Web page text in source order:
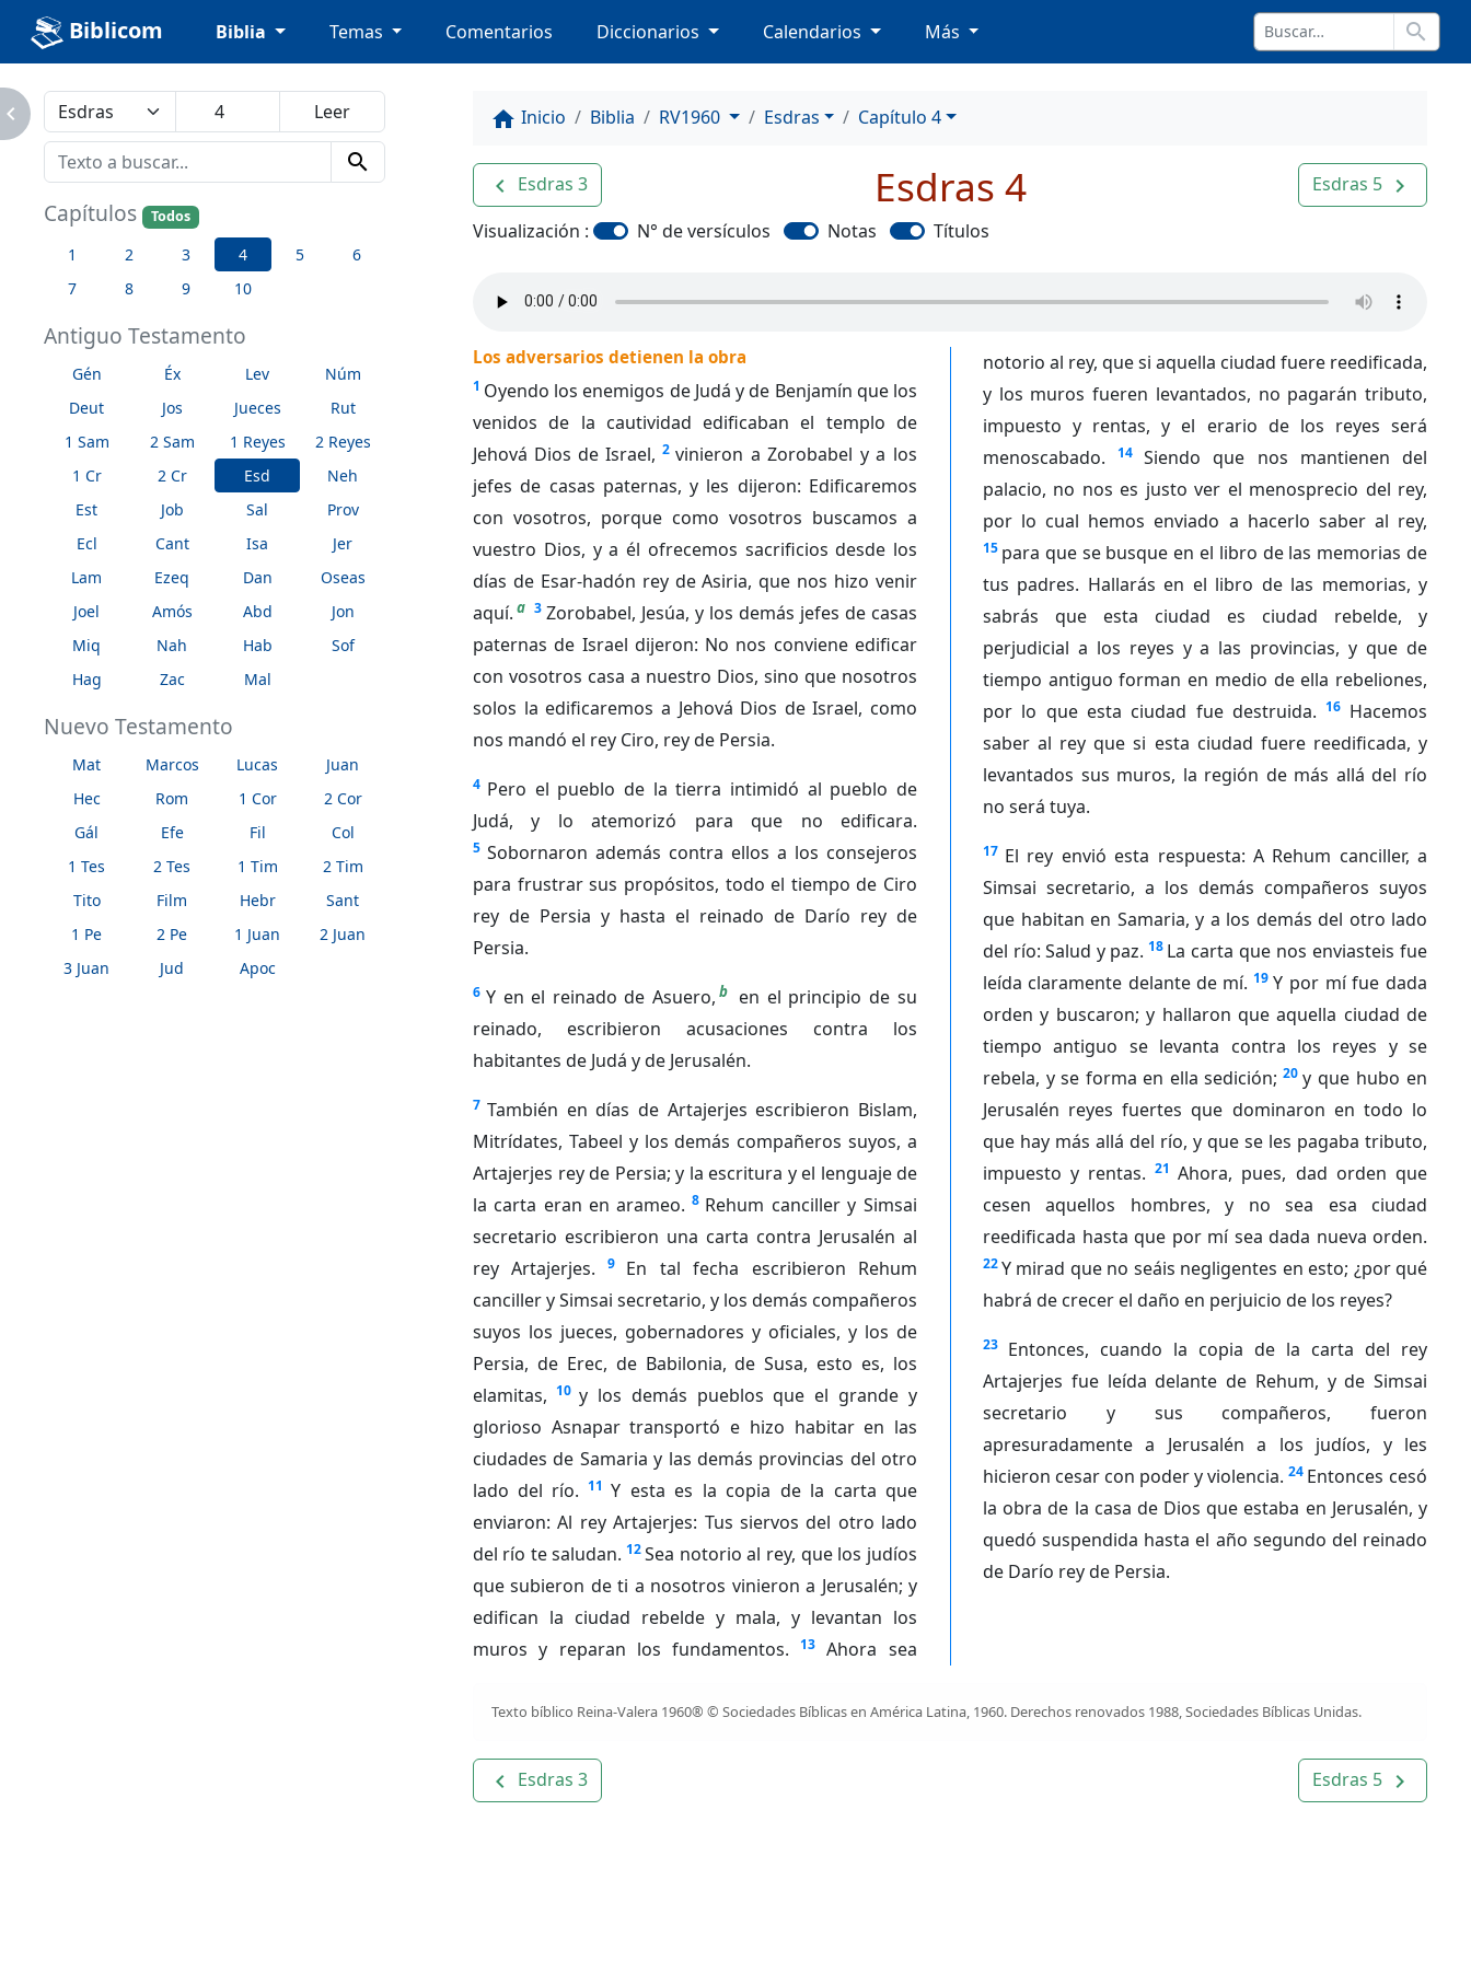
Biblicom Biblia Temas Comentarios Diccionarios Calendarios Más search
search
Capítulos Todos
1 2 3 4 5
6
7
8 9 10
Antiguo Testamento
Gén Éx Lev
Núm
Deut
Jos Jueces
Rut
1 Sam
2 Sam 1 Reyes
2 Reyes
1 Cr
2 Cr Esd
Neh
Est
Job Sal
Prov
Ecl
Cant Isa
Jer
Lam
Ezeq Dan
Oseas
Joel
Amós Abd
Jon
Miq
Nah Hab
Sof
Hag
Zac Mal
Nuevo Testamento
Mat Marcos Lucas
Juan
Hec
Rom 1 Cor
2 Cor
Gál
Efe Fil
Col
1 Tes
2 Tes 1 Tim
2 Tim
Tito
Film Hebr
Sant
1 Pe
2 Pe 1 Juan
2 Juan
3 Juan
Jud Apoc
home Inicio Biblia RV1960 Esdras Capítulo 4
navigate_before Esdras 3 Esdras 5 navigate_next
Esdras 4
Visualización : N° de versículos Notas Títulos
Los adversarios detienen la obra
1 Oyendo los enemigos de Judá y de Benjamín que los
venidos de la cautividad edificaban el templo de
Jehová Dios de Israel, 2 vinieron a Zorobabel y a los
jefes de casas paternas, y les dijeron: Edificaremos
con vosotros, porque como vosotros buscamos a
vuestro Dios, y a él ofrecemos sacrificios desde los
días de Esar-hadón rey de Asiria, que nos hizo venir
aquí. a 3 Zorobabel, Jesúa, y los demás jefes de casas
paternas de Israel dijeron: No nos conviene edificar
con vosotros casa a nuestro Dios, sino que nosotros
solos la edificaremos a Jehová Dios de Israel, como
nos mandó el rey Ciro, rey de Persia.
4 Pero el pueblo de la tierra intimidó al pueblo de
Judá, y lo atemorizó para que no edificara.
5 Sobornaron además contra ellos a los consejeros
para frustrar sus propósitos, todo el tiempo de Ciro
rey de Persia y hasta el reinado de Darío rey de
Persia.
6 Y en el reinado de Asuero, b
en el principio de su
reinado, escribieron acusaciones contra los
habitantes de Judá y de Jerusalén.
7 También en días de Artajerjes escribieron Bislam,
Mitrídates, Tabeel y los demás compañeros suyos, a
Artajerjes rey de Persia; y la escritura y el lenguaje de
la carta eran en arameo. 8 Rehum canciller y Simsai
secretario escribieron una carta contra Jerusalén al
rey Artajerjes.
9
En tal fecha escribieron Rehum
canciller y Simsai secretario, y los demás compañeros
suyos los jueces, gobernadores y oficiales, y los de
Persia, de Erec, de Babilonia, de Susa, esto es, los
elamitas, 10 y los demás pueblos que el grande y
glorioso Asnapar transportó e hizo habitar en las
ciudades de Samaria y las demás provincias del otro
lado del río. 11 Y esta es la copia de la carta que
enviaron: Al rey Artajerjes: Tus siervos del otro lado
del río te saludan. 12Sea notorio al rey, que los judíos
que subieron de ti a nosotros vinieron a Jerusalén; y
edifican la ciudad rebelde y mala, y levantan los
muros y reparan los fundamentos.
13 Ahora sea
notorio al rey, que si aquella ciudad fuere reedificada,
y los muros fueren levantados, no pagarán tributo,
impuesto y rentas, y el erario de los reyes será
menoscabado.
14 Siendo que nos mantienen del
palacio, no nos es justo ver el menosprecio del rey,
por lo cual hemos enviado a hacerlo saber al rey,
15 para que se busque en el libro de las memorias de
tus padres. Hallarás en el libro de las memorias, y
sabrás que esta ciudad es ciudad rebelde, y
perjudicial a los reyes y a las provincias, y que de
tiempo antiguo forman en medio de ella rebeliones,
por lo que esta ciudad fue destruida. 16 Hacemos
saber al rey que si esta ciudad fuere reedificada, y
levantados sus muros, la región de más allá del río
no será tuya.
17 El rey envió esta respuesta: A Rehum canciller, a
Simsai secretario, a los demás compañeros suyos
que habitan en Samaria, y a los demás del otro lado
del río: Salud y paz. 18 La carta que nos enviasteis fue
leída claramente delante de mí. 19 Y por mí fue dada
orden y buscaron; y hallaron que aquella ciudad de
tiempo antiguo se levanta contra los reyes y se
rebela, y se forma en ella sedición; 20 y que hubo en
Jerusalén reyes fuertes que dominaron en todo lo
que hay más allá del río, y que se les pagaba tributo,
impuesto y rentas. 21 Ahora, pues, dad orden que
cesen aquellos hombres, y no sea esa ciudad
reedificada hasta que por mí sea dada nueva orden.
22Y mirad que no seáis negligentes en esto; ¿por qué
habrá de crecer el daño en perjuicio de los reyes?
23 Entonces, cuando la copia de la carta del rey
Artajerjes fue leída delante de Rehum, y de Simsai
secretario y sus compañeros, fueron
apresuradamente a Jerusalén a los judíos, y les
hicieron cesar con poder y violencia. 24 Entonces cesó
la obra de la casa de Dios que estaba en Jerusalén, y
quedó suspendida hasta el año segundo del reinado
de Darío rey de Persia.
Texto bíblico Reina-Valera 1960® © Sociedades Bíblicas en América Latina, 1960. Derechos renovados 1988, Sociedades Bíblicas Unidas.
navigate_before Esdras 3 Esdras 5 navigate_next